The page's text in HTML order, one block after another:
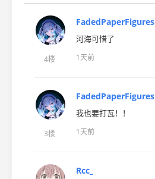
4楼
FadedPaperFigures
河海可惜了
1天前
3楼
FadedPaperFigures
我也要打瓦！！
1天前
Rcc_